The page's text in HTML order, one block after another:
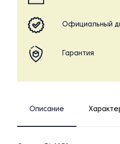
Официальный
Гарантия
Описание